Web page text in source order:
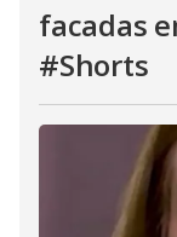
facadas
#Shorts